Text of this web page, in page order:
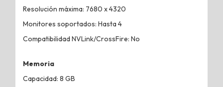
Resolución máxima: 7680 x 4320
Monitores soportados: Hasta 4
Compatibilidad NVLink/CrossFire: No
Memoria
Capacidad: 8 GB